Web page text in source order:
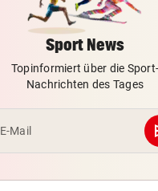
Sport News
Topinformiert über die Sport-
Nachrichten des Tages
E-Mail